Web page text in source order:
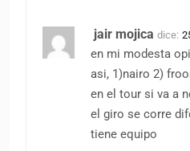
jair mojica dice:
en mi modesta
asi, 1)nairo 2)
en el tour si va a
el giro se corre
tiene equipo